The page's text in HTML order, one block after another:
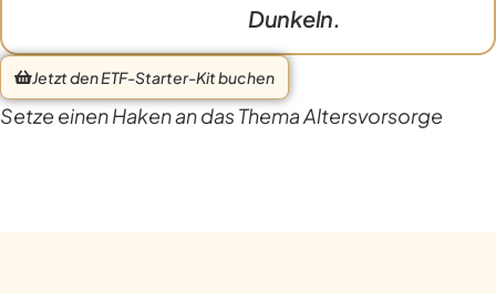
Dunkeln.
Jetzt den ETF-Starter-Kit buchen
Setze einen Haken an das Thema Altersvorsorge